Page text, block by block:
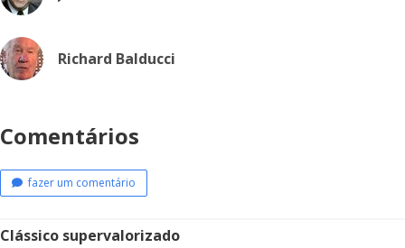
Richard Balducci
Comentários
fazer um comentário
Clássico supervalorizado